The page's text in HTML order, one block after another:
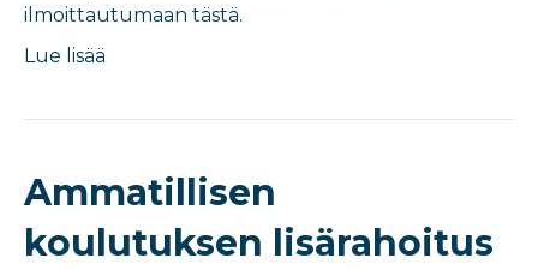
ilmoittautumaan tästä.
Lue lisää
Ammatillisen
koulutuksen lisärahoitus